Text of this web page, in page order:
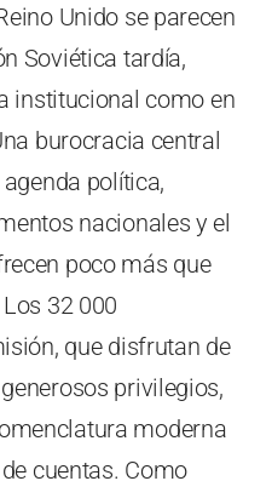
Unido se parecen
Soviética tardía,
institucional como en
burocracia central
política,
nacionales y el
poco más que
32 000
que disfrutan de
privilegios,
moderna
cuentas. Como